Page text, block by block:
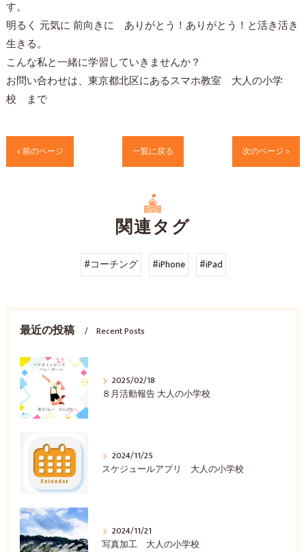
す。
明るく 元気に 前向きに ありがとう！ありがとう！と活き活き
生きる。
こんな私と一緒に学習していきませんか？
お問い合わせは、東京都北区にあるスマホ教室 大人の小学
校 まで
< 前のページ 一覧に戻る 次のページ >
関連タグ
#コーチング #iPhone #iPad
最近の投稿 Recent Posts
2025/02/18
８月活動報告 大人の小学校
2024/11/25
スケジュールアプリ 大人の小学校
2024/11/21
写真加工 大人の小学校